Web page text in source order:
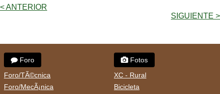
< ANTERIOR
SIGUIENTE >
Foro
Foro/TÃ©cnica
Foro/MecÃ¡nica
Fotos
XC - Rural
Bicicleta